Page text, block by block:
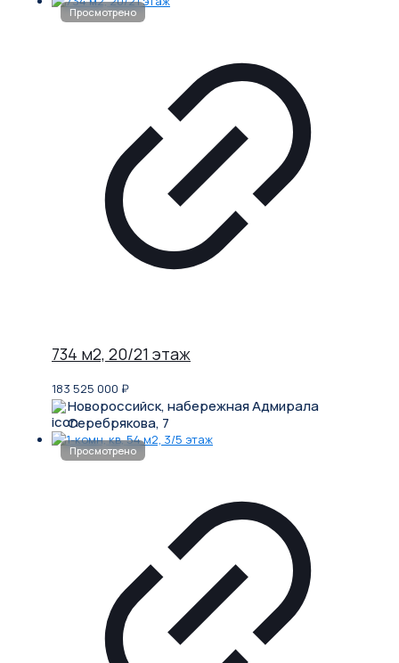
734 м2, 20/21 этаж
183 525 000 ₽
Новороссийск, набережная Адмирала
Серебрякова, 7